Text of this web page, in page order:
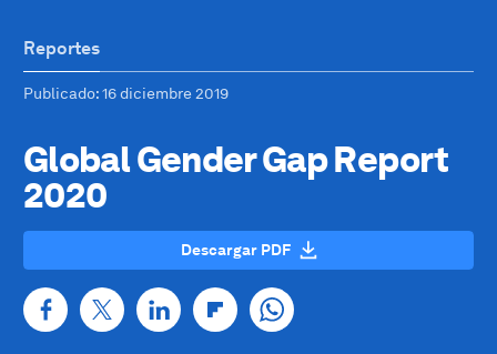
Reportes
Publicado: 16 diciembre 2019
Global Gender Gap Report
2020
Descargar PDF